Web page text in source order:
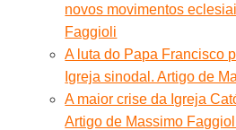
novos movimentos
Faggioli
A luta do Papa Francisco
Igreja sinodal. Artigo de
A maior crise da Igreja
Artigo de Massimo